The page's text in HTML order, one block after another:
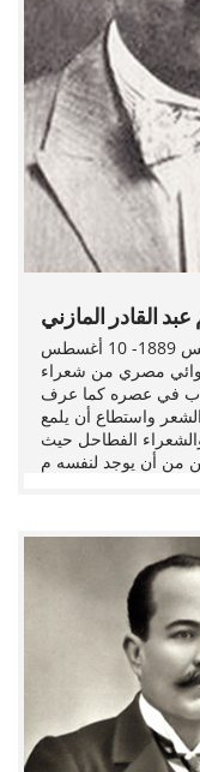
عبد القادر المازني
إبراهيم عبد القادر المازني (10 أغسطس 1889- 10 أغسطس
روائي مصري من شعراء
في عصره كما عرف
الشعر واستطاع أن يلمع
الفطاحل حيث